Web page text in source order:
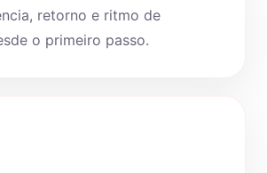
retorno e ritmo de
o primeiro passo.